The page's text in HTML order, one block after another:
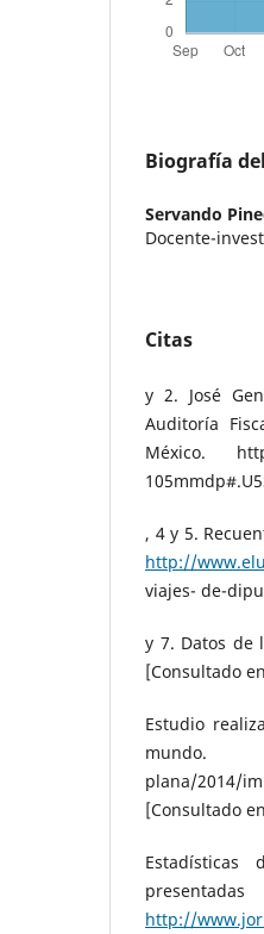
Biografía
Servando
Docente-
Citas
y 2. José
Auditoría
México.
, 4 y 5.
http://
viajes- de-
y 7. Datos de
[Consultado
Estudio
plana/2014/
[Consultado
http://